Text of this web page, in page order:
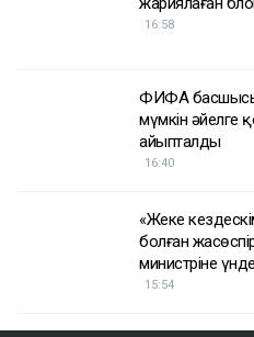
16:58
мүмкін әйелге
айыпталды
16:40
болған
министріне
15:54